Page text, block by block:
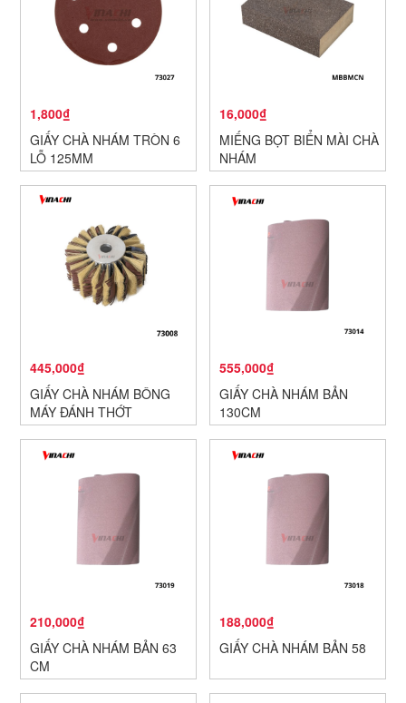
1,800₫
GIẤY CHÀ NHÁM TRÒN 6
LỖ 125MM
16,000₫
MIẾNG BỌT BIỂN MÀI CHÀ
NHÁM
445,000₫
GIẤY CHÀ NHÁM BÔNG
MÁY ĐÁNH THỚT
555,000₫
GIẤY CHÀ NHÁM BẢN
130CM
210,000₫
GIẤY CHÀ NHÁM BẢN 63
CM
188,000₫
GIẤY CHÀ NHÁM BẢN 58